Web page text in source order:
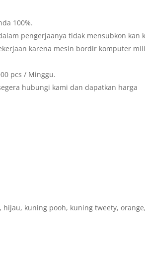
100%.
pengerjaanya tidak mensubkon kan
karena mesin bordir komputer
pcs / Minggu.
hubungi kami dan dapatkan harga
kuning pooh, kuning tweety,